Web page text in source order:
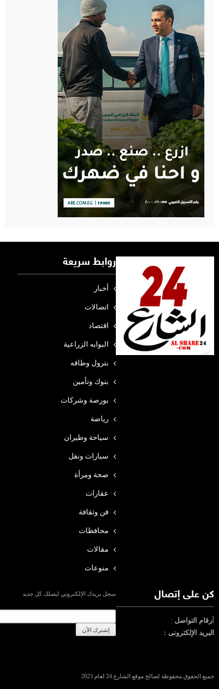
روابط سريعة
أخبار
اتصالات
اقتصاد
البوابه الزراعية
بترول وطاقه
بنوك وتأمين
بورصة وشركات
رياضة
سياحة وطيران
سيارات ونقل
صحة ومرأة
عقارات
فن وثقافة
محافظات
مقالات
منوعات
كن على إتصال
رقام التواصل :
البريد الإلكترونى :
سجل بريدك الإلكتروني ليصلك كل جديد
جميع الحقوق محفوظة لصالح موقع الشارع 24 لعام 2023